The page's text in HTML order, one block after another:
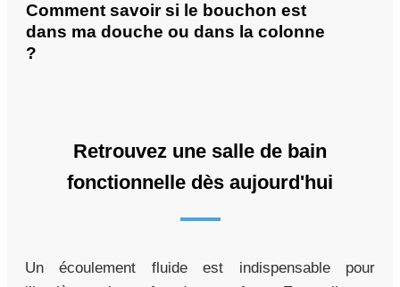
Comment savoir si le bouchon est
dans ma douche ou dans la colonne
?
Retrouvez une salle de bain
fonctionnelle dès aujourd'hui
Un écoulement fluide est indispensable pour